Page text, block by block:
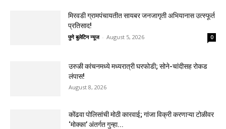
मिरवडी ग्रामपंचायतीत सायबर जनजागृती अभियानास उत्स्फूर्त
प्रतिसाद!
पुणे बुलेटिन न्यूज - August 5, 2026 0
उरुळी कांचनमध्ये मध्यरात्री घरफोडी; सोने-चांदीसह रोकड
लंपास!
August 8, 2026
कोंढवा पोलिसांची मोठी कारवाई; गांजा विक्री करणाऱ्या टोळीवर
‘मोक्का’ अंतर्गत गुन्हा...